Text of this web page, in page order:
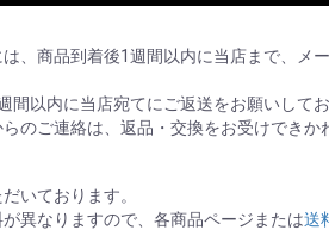
、商品到着後1週間以内に当店まで、メ
間以内に当店宛てにご返送をお願いしてお
のご連絡は、返品・交換をお受けできか
いております。
異なりますので、各商品ページまたは送